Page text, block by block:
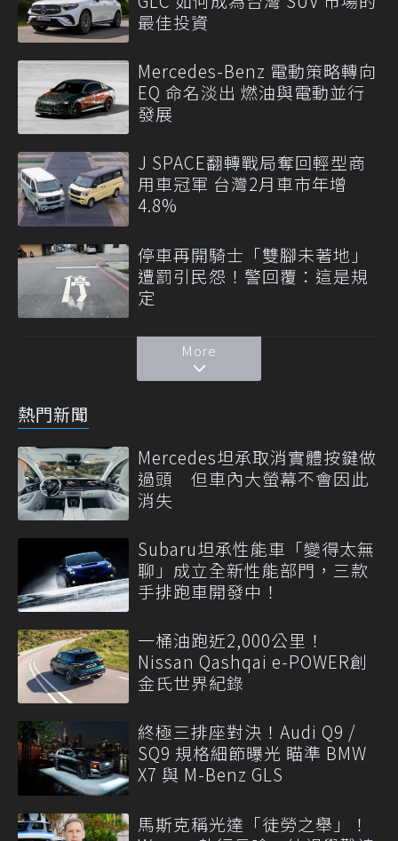
最佳投資
Mercedes-Benz 電動策略轉向
EQ 命名淡出 燃油與電動並行
發展
J SPACE翻轉戰局奪回輕型商
用車冠軍 台灣2月車市年增
4.8%
停車再開騎士「雙腳未著地」
遭罰引民怨！警回覆：這是規
定
More
熱門新聞
Mercedes坦承取消實體按鍵做
過頭 但車內大螢幕不會因此
消失
Subaru坦承性能車「變得太無
聊」成立全新性能部門，三款
手排跑車開發中！
一桶油跑近2,000公里！
Nissan Qashqai e-POWER創
金氏世界紀錄
終極三排座對決！Audi Q9 /
SQ9 規格細節曝光 瞄準 BMW
X7 與 M-Benz GLS
馬斯克稱光達「徒勞之舉」！